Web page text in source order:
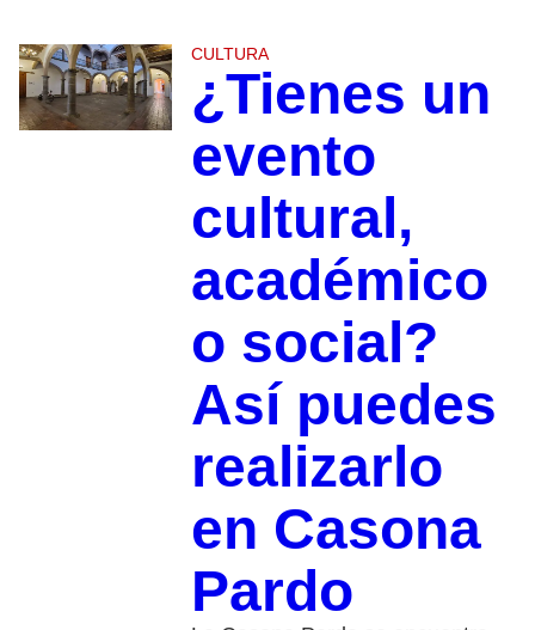
CULTURA
¿Tienes un
evento
cultural,
académico
o social?
Así puedes
realizarlo
en Casona
Pardo